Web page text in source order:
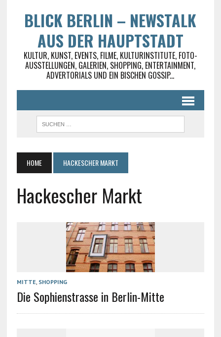
BLICK BERLIN – NEWSTALK
AUS DER HAUPTSTADT
KULTUR, KUNST, EVENTS, FILME, KULTURINSTITUTE, FOTO-
AUSSTELLUNGEN, GALERIEN, SHOPPING, ENTERTAINMENT,
ADVERTORIALS UND EIN BISCHEN GOSSIP...
HOME HACKESCHER MARKT
Hackescher Markt
MITTE, SHOPPING
Die Sophienstrasse in Berlin-Mitte